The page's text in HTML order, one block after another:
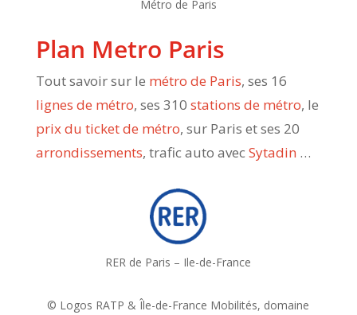
Métro de Paris
Plan Metro Paris
Tout savoir sur le métro de Paris, ses 16
lignes de métro, ses 310 stations de métro, le
prix du ticket de métro, sur Paris et ses 20
arrondissements, trafic auto avec Sytadin …
RER de Paris – Ile-de-France
© Logos RATP & Île-de-France Mobilités, domaine